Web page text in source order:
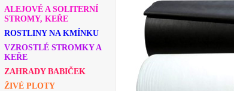
ALEJOVÉ A SOLITERNÍ
STROMY, KEŘE
ROSTLINY NA KMÍNKU
VZROSTLÉ STROMKY A
KEŘE
ZAHRADY BABIČEK
ŽIVÉ PLOTY